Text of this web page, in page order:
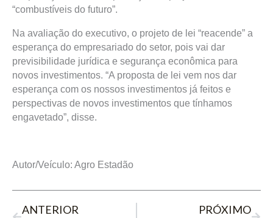
“combustíveis do futuro”.
Na avaliação do executivo, o projeto de lei “reacende” a
esperança do empresariado do setor, pois vai dar
previsibilidade jurídica e segurança econômica para
novos investimentos. “A proposta de lei vem nos dar
esperança com os nossos investimentos já feitos e
perspectivas de novos investimentos que tínhamos
engavetado”, disse.
Autor/Veículo: Agro Estadão
ANTERIOR PRÓXIMO